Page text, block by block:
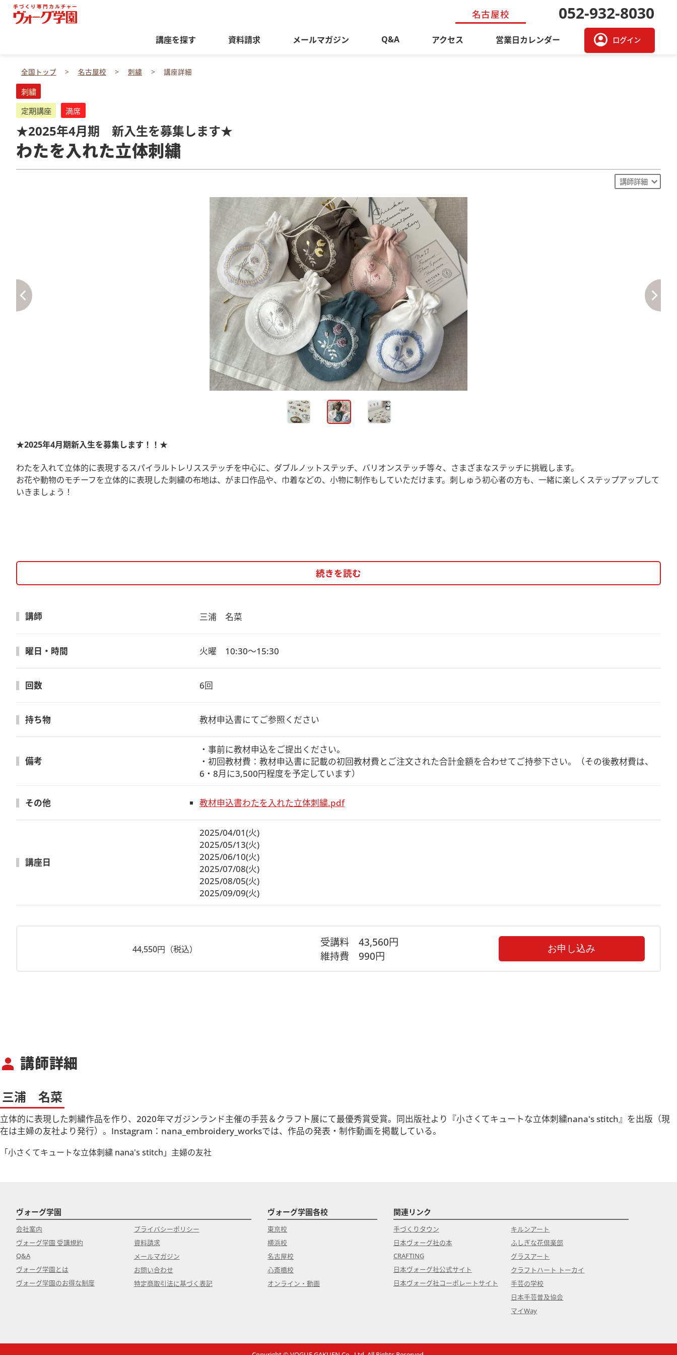
名古屋校 052-932-8030
講座を探す 資料請求 メールマガジン Q&A アクセス 営業日カレンダー account_circle ログイン
全国トップ 名古屋校 刺繍 講座詳細
刺繍
定期講座
満席
★2025年4月期 新入生を募集します★
わたを入れた立体刺繍
講師詳細
★2025年4月期新入生を募集します！！★
わたを入れて立体的に表現するスパイラルトレリスステッチを中心に、ダブルノットステッチ、バリオンステッチ等々、さまざまなステッチに挑戦します。
お花や動物のモチーフを立体的に表現した刺繍の布地は、がま口作品や、巾着などの、小物に制作もしていただけます。刺しゅう初心者の方も、一緒に楽しくステップアップして
いきましょう！
続きを読む
講師 三浦　名菜
曜日・時間 火曜　10:30～15:30
回数 6回
持ち物 教材申込書にてご参照ください
備考
・事前に教材申込をご提出ください。
・初回教材費：教材申込書に記載の初回教材費とご注文された合計金額を合わせてご持参下さい。（その後教材費は、
6・8月に3,500円程度を予定しています）
その他 教材申込書わたを入れた立体刺繍.pdf
講座日
2025/04/01(火)
2025/05/13(火)
2025/06/10(火)
2025/07/08(火)
2025/08/05(火)
2025/09/09(火)
44,550円（税込）
受講料43,560円
維持費 990円
お申し込み
person 講師詳細
三浦 名菜
立体的に表現した刺繍作品を作り、2020年マガジンランド主催の手芸＆クラフト展にて最優秀賞受賞。同出版社より『小さくてキュートな立体刺繍nana's stitch』を出版（現
在は主婦の友社より発行）。Instagram：nana_embroidery_worksでは、作品の発表・制作動画を掲載している。
「小さくてキュートな立体刺繍 nana's stitch」主婦の友社
ヴォーグ学園
会社案内
ヴォーグ学園 受講規約
Q&A
ヴォーグ学園とは
ヴォーグ学園のお得な制度
プライバシーポリシー
資料請求
メールマガジン
お問い合わせ
特定商取引法に基づく表記
ヴォーグ学園各校
東京校
横浜校
名古屋校
心斎橋校
オンライン・動画
関連リンク
手づくりタウン
日本ヴォーグ社の本
CRAFTING
日本ヴォーグ社公式サイト
日本ヴォーグ社コーポレートサイト
キルンアート
ふしぎな花倶楽部
グラスアート
クラフトハート トーカイ
手芸の学校
日本手芸普及協会
マイWay